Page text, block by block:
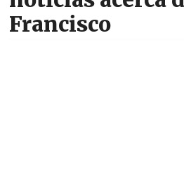
Francisco